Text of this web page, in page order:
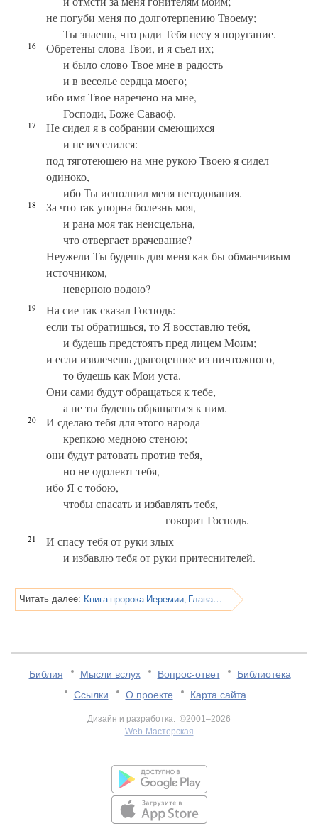
не погуби меня по долготерпению Твоему;
Ты знаешь, что ради Тебя несу я поругание.
16
Обретены слова Твои, и я съел их;
и было слово Твое мне в радость
и в веселье сердца моего;
ибо имя Твое наречено на мне,
Господи, Боже Саваоф.
17
Не сидел я в собрании смеющихся
и не веселился:
под тяготеющею на мне рукою Твоею я сидел
одиноко,
ибо Ты исполнил меня негодования.
18
За что так упорна болезнь моя,
и рана моя так неисцельна,
что отвергает врачевание?
Неужели Ты будешь для меня как бы обманчивым
источником,
неверною водою?
19
На сие так сказал Господь:
если ты обратишься, то Я восставлю тебя,
и будешь предстоять пред лицем Моим;
и если извлечешь драгоценное из ничтожного,
то будешь как Мои уста.
Они сами будут обращаться к тебе,
а не ты будешь обращаться к ним.
20
И сделаю тебя для этого народа
крепкою медною стеною;
они будут ратовать против тебя,
но не одолеют тебя,
ибо Я с тобою,
чтобы спасать и избавлять тебя,
говорит Господь.
21
И спасу тебя от руки злых
и избавлю тебя от руки притеснителей.
Читать далее: Книга пророка Иеремии, Глава 16
Библия Мысли вслух Вопрос-ответ
Библиотека
Ссылки
О проекте Карта сайта
Дизайн и разработка: ©2001–2026
Web-Мастерская